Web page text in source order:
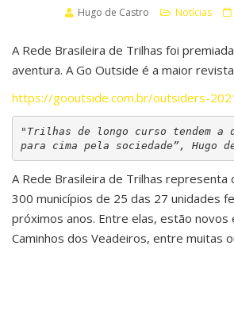
Hugo de Castro Notícias
A Rede Brasileira de Trilhas foi
aventura. A Go Outside é a maior
https://gooutside.com.br/outsiders-
"Trilhas de longo curso tendem a
para cima pela sociedade”, Hugo
A Rede Brasileira de Trilhas
300 municípios de 25 das 27 unidades
próximos anos. Entre elas, estão novos
Caminhos dos Veadeiros, entre muitas